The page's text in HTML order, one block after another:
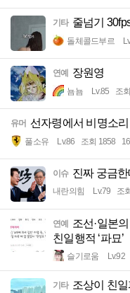
기타 줄넘기
돌체콜드부르
연예 장원영
뇸뇸 Lv.85 조
유머 선자령에서 비명소
풀소유 Lv.86 조회 1858
이슈 진짜 궁금
내란의힘 Lv.79 조
연예
조선·일본
친일행적 ‘파묘’
슬기로움 Lv.92
기타 조상이 친